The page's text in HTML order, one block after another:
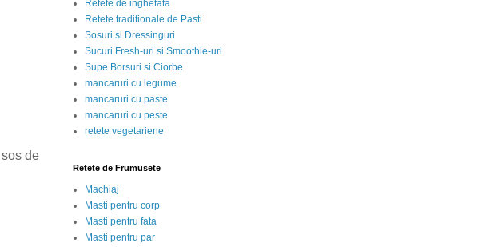
de
Retete de inghetata
Retete traditionale de Pasti
Sosuri si Dressinguri
Sucuri Fresh-uri si Smoothie-uri
Supe Borsuri si Ciorbe
mancaruri cu legume
mancaruri cu paste
mancaruri cu peste
retete vegetariene
Retete de Frumusete
Machiaj
Masti pentru corp
Masti pentru fata
Masti pentru par